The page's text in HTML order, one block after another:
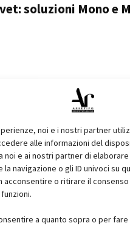
noi e i nostri partner
alle informazioni del
e ai nostri partner di
navigazione o gli ID univoci su
acconsentire o ritirare il
a quanto sopra o per
soluzioni Mono e